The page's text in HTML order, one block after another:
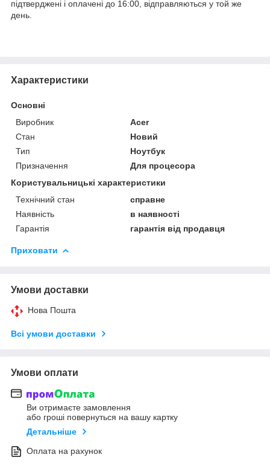
підтверджені і оплачені до 16:00, відправляються у той же
день.
Характеристики
Основні
Виробник
Acer
Стан
Новий
Тип
Ноутбук
Призначення
Для процесора
Користувальницькі характеристики
Технічний стан
справне
Наявність
в наявності
Гарантія
гарантія від продавця
Приховати
Умови доставки
Нова Пошта
Всі умови доставки
Умови оплати
Ви отримаєте замовлення
або гроші повернуться на вашу картку
Детальніше
Оплата на рахунок